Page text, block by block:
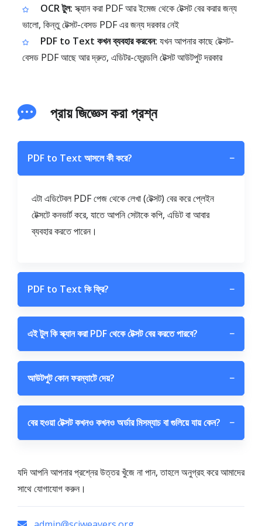
OCR টুল:স্ক্যান করা PDF আর ইমেজ থেকে টেক্সট বের করার জন্য
ভালো, কিন্তু টেক্সট-বেসড PDF এর জন্য দরকার নেই
PDF to Text কখন ব্যবহার করবেন: যখন আপনার কাছে টেক্সট-
বেসড PDF আছে আর দ্রুত, এডিটর-ফ্রেন্ডলি টেক্সট আউটপুট দরকার
প্রায় জিজ্ঞেস করা প্রশ্ন
PDF to Text আসলে কী করে? −
এটা এডিটেবল PDF পেজ থেকে লেখা (টেক্সট) বের করে প্লেইন
টেক্সটে কনভার্ট করে, যাতে আপনি সেটাকে কপি, এডিট বা আবার
ব্যবহার করতে পারেন।
PDF to Text কি ফ্রি? −
এই টুল কি স্ক্যান করা PDF থেকে টেক্সট বের করতে পারবে? −
আউটপুট কোন ফরম্যাটে দেয়? −
বের হওয়া টেক্সট কখনও কখনও অর্ডার মিসম্যাচ বা গুলিয়ে যায় কেন? −
যদি আপনি আপনার প্রশ্নের উত্তর খুঁজে না পান, তাহলে অনুগ্রহ করে আমাদের
সাথে যোগাযোগ করুন।